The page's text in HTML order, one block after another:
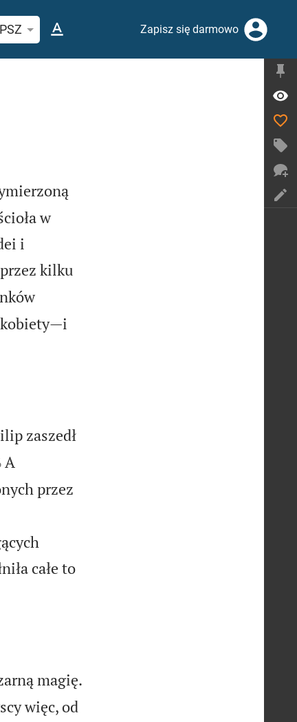
wersetu lub słowa biblijnego
PSZ Zapisz się darmowo
w
i
kilku
kobiety—i
zaszedł
A
przez
całe to
magię.
więc, od